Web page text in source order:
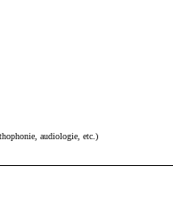
audiologie, etc.)